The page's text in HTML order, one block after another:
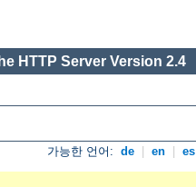
HTTP Server Version 2.4
가능한 언어: de en es